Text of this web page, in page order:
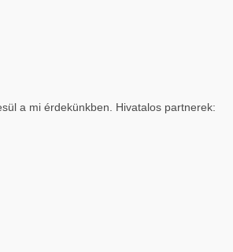
a mi érdekünkben. Hivatalos partnerek: